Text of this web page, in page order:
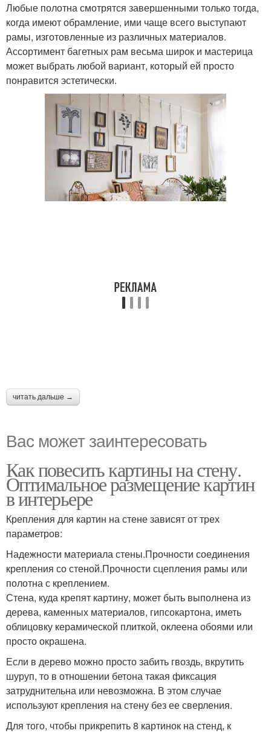
Любые полотна смотрятся завершенными только тогда,
когда имеют обрамление, ими чаще всего выступают
рамы, изготовленные из различных материалов.
Ассортимент багетных рам весьма широк и мастерица
может выбрать любой вариант, который ей просто
понравится эстетически.
читать дальше →
Вас может заинтересовать
Как повесить картины на стену.
Оптимальное размещение картин
в интерьере
Крепления для картин на стене зависят от трех
параметров:
Надежности материала стены.Прочности соединения
крепления со стеной.Прочности сцепления рамы или
полотна с креплением.
Стена, куда крепят картину, может быть выполнена из
дерева, каменных материалов, гипсокартона, иметь
облицовку керамической плиткой, оклеена обоями или
просто окрашена.
Если в дерево можно просто забить гвоздь, вкрутить
шуруп, то в отношении бетона такая фиксация
затруднительна или невозможна. В этом случае
используют крепления на стену без ее сверления.
Для того, чтобы прикрепить 8 картинок на стенд, к